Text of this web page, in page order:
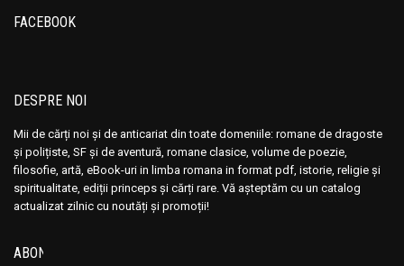
FACEBOOK
DESPRE NOI
Mii de cărți noi și de anticariat din toate domeniile: romane de dragoste
și polițiste, SF și de aventură, romane clasice, volume de poezie,
filosofie, artă, eBook-uri in limba romana in format pdf, istorie, religie și
spiritualitate, ediții princeps și cărți rare. Vă așteptăm cu un catalog
actualizat zilnic cu noutăți și promoții!
ABONEAZĂ-TE LA NEWSLETTER